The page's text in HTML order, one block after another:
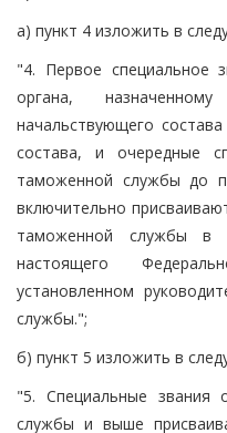
а) пункт 4 изложить в
"4. Первое специальное
органа,
начальствующего
состава, и очередные
таможенной службы до
включительно
таможенной службы в
настоящего
установленном
службы.";
б) пункт 5 изложить в
"5. Специальные звания
службы и выше